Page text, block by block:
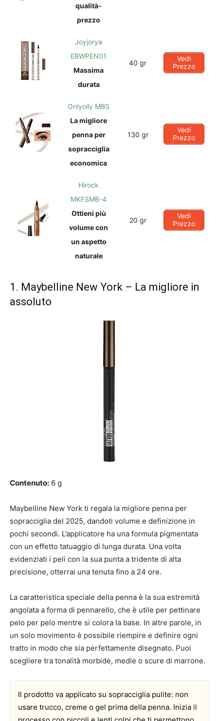
qualità-
prezzo
Joyjorya
EBWPEN01
Massima
durata
40 gr
Vedi
Prezzo
Onlyoily MBS
La migliore
penna per
sopracciglia
economica
130 gr
Vedi
Prezzo
Hirock
MKFSMB-4
Ottieni più
volume con
un aspetto
naturale
20 gr
Vedi
Prezzo
1. Maybelline New York – La migliore in
assoluto
Contenuto: 6 g
Maybelline New York ti regala la migliore penna per
sopracciglia del 2025, dandoti volume e definizione in
pochi secondi. L’applicatore ha una formula pigmentata
con un effetto tatuaggio di lunga durata. Una volta
evidenziati i peli con la sua punta a tridente di alta
precisione, otterrai una tenuta fino a 24 ore.
La caratteristica speciale della penna è la sua estremità
angolata a forma di pennarello, che è utile per pettinare
pelo per pelo mentre si colora la base. In altre parole, in
un solo movimento è possibile riempire e definire ogni
tratto in modo che sia perfettamente disegnato. Puoi
scegliere tra tonalità morbide, medie o scure di marrone.
Il prodotto va applicato su sopracciglia pulite: non
usare trucco, creme o gel prima della penna. Inizia il